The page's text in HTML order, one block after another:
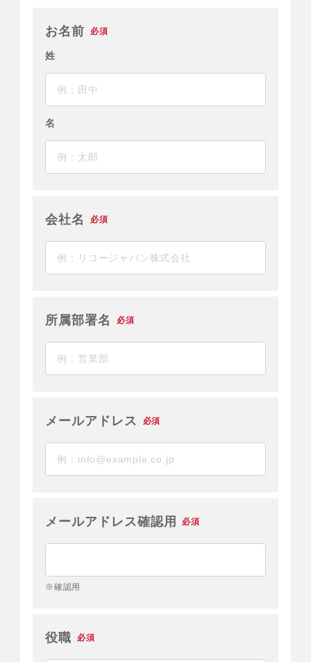
お名前 必須
姓
名
会社名 必須
所属部署名 必須
メールアドレス 必須
メールアドレス確認用 必須
※確認用
役職 必須